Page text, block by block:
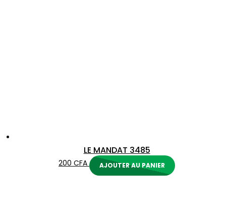
LE MANDAT 3485
200 CFA AJOUTER AU PANIER